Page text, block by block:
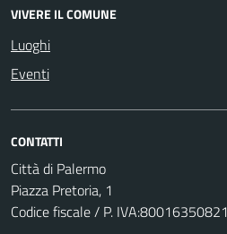
VIVERE IL COMUNE
Luoghi
Eventi
CONTATTI
Città di Palermo
Piazza Pretoria, 1
Codice fiscale / P. IVA:80016350821